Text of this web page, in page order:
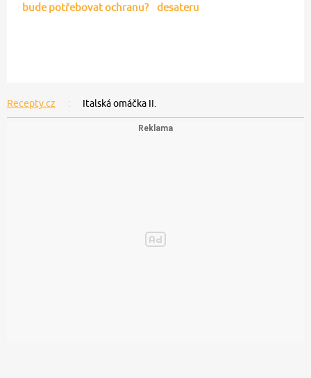
bude potřebovat ochranu?
desateru
Recepty.cz Italská omáčka II.